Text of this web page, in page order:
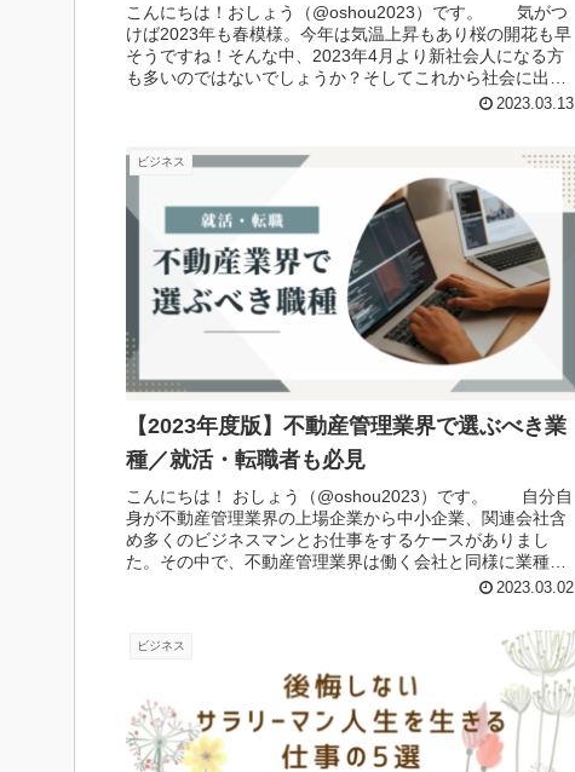
こんにちは！おしょう（@oshou2023）です。 気がつ
けば2023年も春模様。今年は気温上昇もあり桜の開花も早
そうですね！そんな中、2023年4月より新社会人になる方
も多いのではないでしょうか？そしてこれから社会に出る
2023.03.13
ビジネス
【2023年度版】不動産管理業界で選ぶべき業
種／就活・転職者も必見
こんにちは！ おしょう（@oshou2023）です。 自分自
身が不動産管理業界の上場企業から中小企業、関連会社含
め多くのビジネスマンとお仕事をするケースがありまし
た。その中で、不動産管理業界は働く会社と同様に業種が
2023.03.02
ビジネス